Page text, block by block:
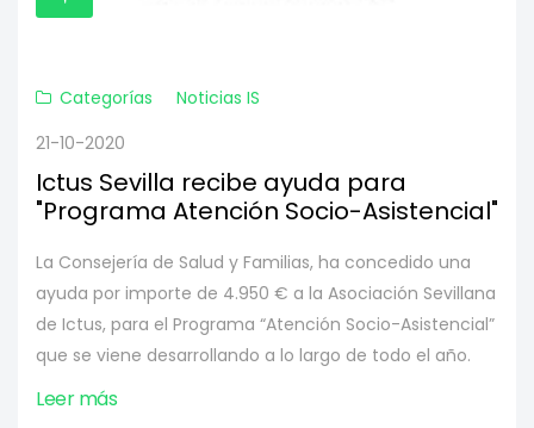
Categorías
Noticias IS
21-10-2020
Ictus Sevilla recibe ayuda para
"Programa Atención Socio-Asistencial"
La Consejería de Salud y Familias, ha concedido una
ayuda por importe de 4.950 € a la Asociación Sevillana
de Ictus, para el Programa “Atención Socio-Asistencial”
que se viene desarrollando a lo largo de todo el año.
Leer más